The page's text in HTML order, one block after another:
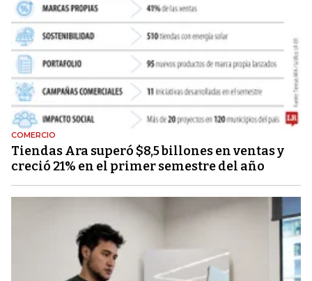
COMERCIO
Tiendas Ara superó $8,5 billones en ventas y
creció 21% en el primer semestre del año